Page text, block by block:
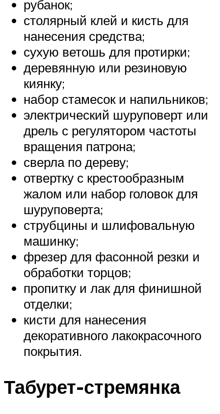
рубанок;
столярный клей и кисть для
нанесения средства;
сухую ветошь для протирки;
деревянную или резиновую
киянку;
набор стамесок и напильников;
электрический шуруповерт или
дрель с регулятором частоты
вращения патрона;
сверла по дереву;
отвертку с крестообразным
жалом или набор головок для
шуруповерта;
струбцины и шлифовальную
машинку;
фрезер для фасонной резки и
обработки торцов;
пропитку и лак для финишной
отделки;
кисти для нанесения
декоративного лакокрасочного
покрытия.
Табурет-стремянка